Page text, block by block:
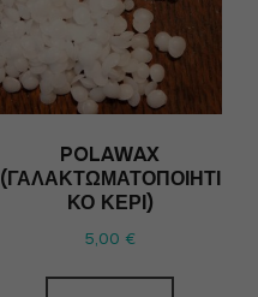
POLAWAX
(ΓΑΛΑΚΤΩΜΑΤΟΠΟΙΗΤΙ
ΚΌ ΚΕΡΊ)
5,00 €